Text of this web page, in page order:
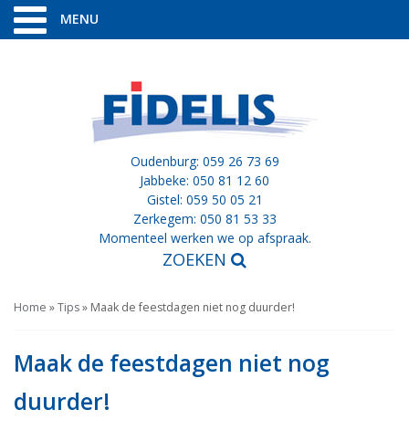
MENU
Oudenburg: 059 26 73 69
Jabbeke: 050 81 12 60
Gistel: 059 50 05 21
Zerkegem: 050 81 53 33
Momenteel werken we op afspraak.
ZOEKEN
Home »Tips» Maak de feestdagen niet nog duurder!
Maak de feestdagen niet nog
duurder!